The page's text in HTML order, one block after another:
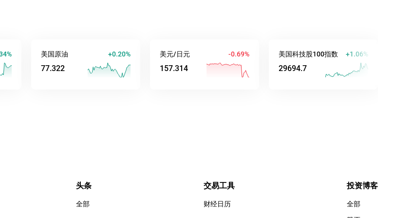
美国原油 +0.19%
77.314
美元/日元
157.314
美国科技股100指数 +1.06%
29694.7
头条
全部
交易工具
财经日历
投资博客
全部